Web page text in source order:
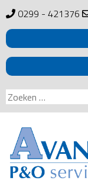
0299 - 421376
Zoeken
naar: